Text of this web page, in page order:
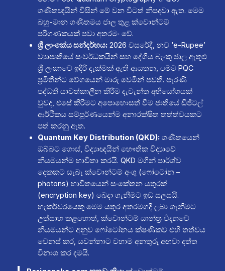
ගණිතඥයින් විසින් මේ වන විටත් නිපදවා ඇත. මෙම
බහු-මාන ගණිතමය ජාල තුළ ක්වොන්ටම්
පරිගණකයක් පවා අතරමං වේ.
ශ්‍රී ලාංකේය සන්දර්භය:2026 වසරේදී, නව ‘e-Rupee’
ව්‍යාපෘතියේ සංවර්ධකයින් සහ දේශීය බැංකු ජාල ඇතුළු
ශ්‍රී ලංකාවේ ඉදිරි දැක්මක් ඇති ආයතන, මෙම PQC
ප්‍රමිතීන්ට වේගයෙන් මාරු වෙමින් පවතී. පැරණි
පද්ධති යාවත්කාලීන කිරීම දැවැන්ත අභියෝගයක්
වුවද, එසේ කිරීමට අපොහොසත් වීම ජාතියේ ඩිජිටල්
ආර්ථිකය සම්පූර්ණයෙන්ම අනාරක්ෂිත තත්ත්වයකට
පත් කරනු ඇත.
Quantum Key Distribution (QKD):ගණිතයෙන්
ඔබ්බට ගොස්, විද්‍යාඥයින් භෞතික විද්‍යාවේ
නියමයන්ම භාවිතා කරයි. QKD මගින් පාර්ශ්ව
දෙකකට සැබෑ ක්වොන්ටම් අංශු (ෆෝටෝන –
photons) භාවිතයෙන් සංකේතන යතුරක්
(encryption key) බෙදා ගැනීමට ඉඩ සලසයි.
හැකර්වරයෙකු මෙම යතුර අතරමගදී ලබා ගැනීමට
උත්සාහ කළහොත්, ක්වොන්ටම් යාන්ත්‍ර විද්‍යාවේ
නියමයන්ට අනුව ෆෝටෝනය ක්ෂණිකව එහි තත්වය
වෙනස් කර, යවන්නාට වහාම අනතුරු අඟවා දත්ත
විනාශ කර දමයි.